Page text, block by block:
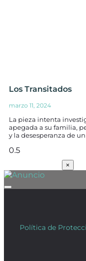
Los Transitados
marzo 11, 2024
La pieza intenta
apegada a su familia,
y la desesperanza de
×
Política de